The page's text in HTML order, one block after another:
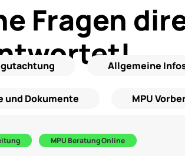
Fragen
Allgemeine
und Dokumente MPU
MPU Beratung Online